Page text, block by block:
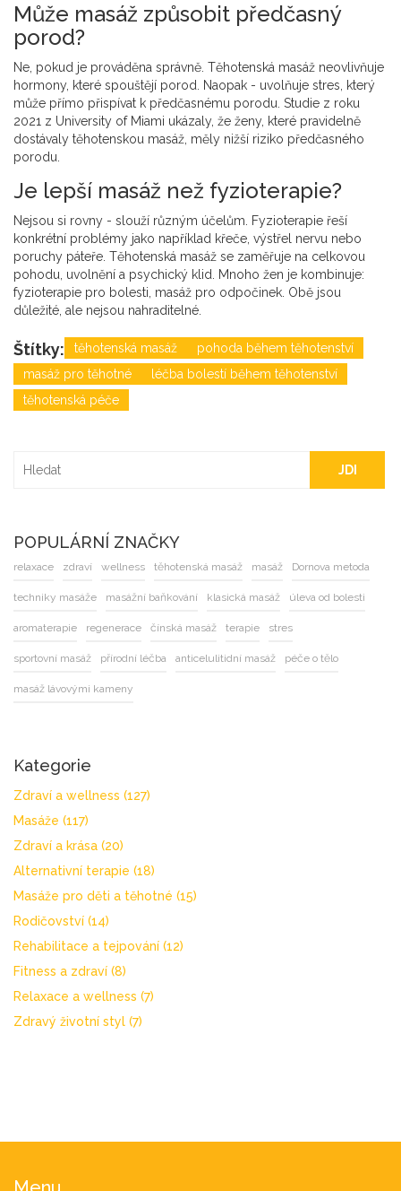
Může masáž způsobit předčasný
porod?
Ne, pokud je prováděna správně. Těhotenská masáž neovlivňuje
hormony, které spouštějí porod. Naopak - uvolňuje stres, který
může přímo přispívat k předčasnému porodu. Studie z roku
2021 z University of Miami ukázaly, že ženy, které pravidelně
dostávaly těhotenskou masáž, měly nižší riziko předčasného
porodu.
Je lepší masáž než fyzioterapie?
Nejsou si rovny - slouží různým účelům. Fyzioterapie řeší
konkrétní problémy jako například křeče, výstřel nervu nebo
poruchy páteře. Těhotenská masáž se zaměřuje na celkovou
pohodu, uvolnění a psychický klid. Mnoho žen je kombinuje:
fyzioterapie pro bolesti, masáž pro odpočinek. Obě jsou
důležité, ale nejsou nahraditelné.
Štítky: těhotenská masáž
pohoda během těhotenství
masáž pro těhotné
léčba bolestí během těhotenství
těhotenská péče
JDI
POPULÁRNÍ ZNAČKY
relaxace zdraví wellness těhotenská masáž masáž Dornova metoda
techniky masáže masážní baňkování klasická masáž úleva od bolesti
aromaterapie regenerace čínská masáž terapie stres
sportovní masáž přírodní léčba anticelulitidní masáž péče o tělo
masáž lávovými kameny
Kategorie
Zdraví a wellness (127)
Masáže (117)
Zdraví a krása (20)
Alternativní terapie (18)
Masáže pro děti a těhotné (15)
Rodičovství (14)
Rehabilitace a tejpování (12)
Fitness a zdraví (8)
Relaxace a wellness (7)
Zdravý životní styl (7)